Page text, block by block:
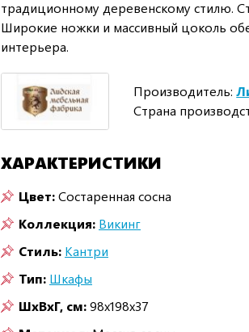
традиционному деревенскому стилю.
Широкие ножки и массивный цоколь
интерьера.
Производитель:
Страна
ХАРАКТЕРИСТИКИ
Цвет:Состаренная сосна
Коллекция: Викинг
Стиль: Кантри
Тип: Шкафы
ШxВxГ, см:98x198x37